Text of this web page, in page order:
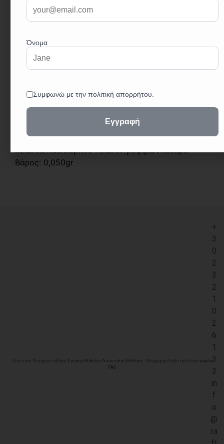
ενσάκιση τροφίμων. Αυτοί οι ανθεκτικοί σάκοι
επιτρέπουν το προϊόν που περιέχουν να αναπνέει
υψηλής ποιότητας πολυπροπυλενίου διασφαλίζει
την αντοχή τους στην καθημερινή χρήση.
Σημαντικά Χαρακτηριστικά:
περιεχόμενο.
Ιδανικοί για αποθήκευση και μεταφορά
γεωργικών προϊόντων.
#ΣάκοιΕλαιοκαρπού #ΣάκοιΤροφίμωνΚαθαρό
Βάρος: 0,050gr
Πολιτική ΑπορρήτουΌροι Χρήσης Μέθοδοι Αποστολής Μέθοδοι Πληρωμής Πολιτική Επιστροφών
FAQ
+
3
0
2
3
2
1
0
2
6
1
3
3
in
f
o
@
ra